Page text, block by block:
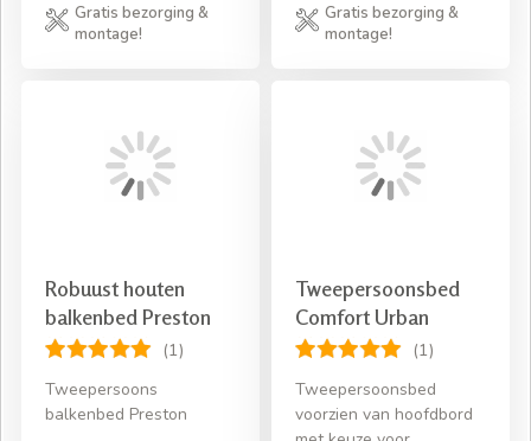
Gratis bezorging &
montage!
Gratis bezorging &
montage!
Robuust houten
balkenbed Preston
(1)
Tweepersoons
balkenbed Preston
Tweepersoonsbed
Comfort Urban
(1)
Tweepersoonsbed
voorzien van hoofdbord